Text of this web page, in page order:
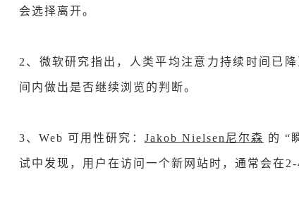
会选择离开。
2、微软研究指出，人类平均注意力持续时间已
间内做出是否继续浏览的判断。
3、Web 可用性研究： Jakob Nielsen尼尔森 的 “
试中发现，用户在访问一个新网站时，通常会在